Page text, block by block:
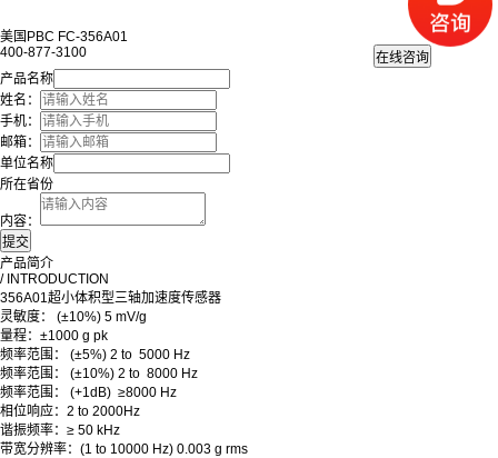
美国PBC FC-356A01
400-877-3100
产品名称
姓名：
手机：
邮箱：
单位名称
所在省份
内容：
产品简介
/ INTRODUCTION
356A01超小体积型三轴加速度传感器
灵敏度： (±10%) 5 mV/g
量程：±1000 g pk
频率范围： (±5%) 2 to 5000 Hz
频率范围： (±10%) 2 to 8000 Hz
频率范围： (+1dB) ≥8000 Hz
相位响应：2 to 2000Hz
谐振频率：≥ 50 kHz
带宽分辨率：(1 to 10000 Hz) 0.003 g rms